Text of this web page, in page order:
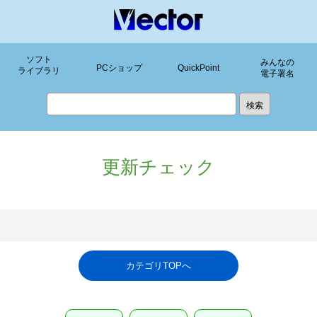
ソフト
ライブラリ
PCショップ QuickPoint
みんなの
電子署名
更新チェック
カテゴリTOPへ